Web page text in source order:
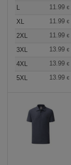
L
11.99 €
XL
11.99 €
2XL
11.99 €
3XL
13.99 €
4XL
13.99 €
5XL
13.99 €